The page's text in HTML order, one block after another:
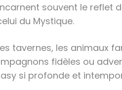
souvent le reflet
du Mystique.
tavernes, les animaux
fidèles ou
si profonde et